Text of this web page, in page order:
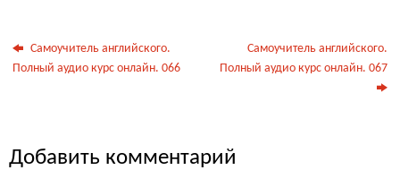
Самоучитель английского.
Полный аудио курс онлайн. 066
Самоучитель английского.
Полный аудио курс онлайн. 067
Добавить комментарий